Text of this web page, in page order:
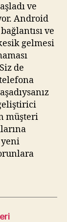
ve
Android
ve
gelmesi
de
müşteri